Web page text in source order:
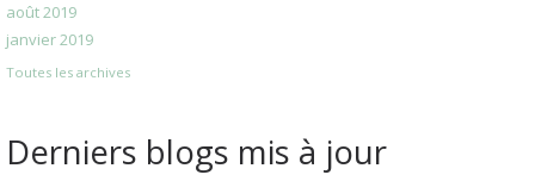
août 2019
janvier 2019
Toutes les archives
Derniers blogs mis à jour